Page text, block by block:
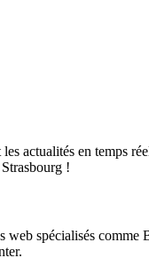
actualités en temps
!
web spécialisés